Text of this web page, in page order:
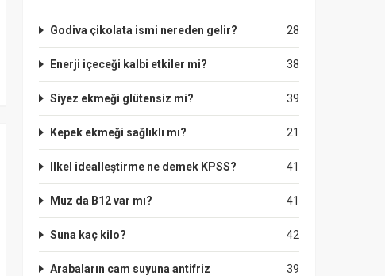
28
Godiva çikolata ismi nereden gelir?
38
Enerji içeceği kalbi etkiler mi?
39
Siyez ekmeği glütensiz mi?
21
Kepek ekmeği sağlıklı mı?
41
Ilkel idealleştirme ne demek KPSS?
41
Muz da B12 var mı?
42
Suna kaç kilo?
39
Arabaların cam suyuna antifriz